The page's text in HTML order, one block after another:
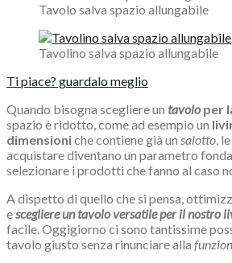
Tavolo salva spazio allungabile
Tavolino salva spazio allungabile
Ti piace? guardalo meglio
Quando bisogna scegliere un tavoloper
spazio è ridotto, come ad esempio un
dimensioniche contiene già un salotto ,
acquistare diventano un parametro
selezionare i prodotti che fanno al caso
A dispetto di quello che si pensa,
e scegliere un tavolo versatile per il nostro
facile. Oggigiorno ci sono tantissime
tavolo giusto senza rinunciare alla